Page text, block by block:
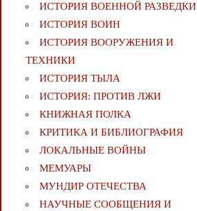
ИСТОРИЯ ВОЕННОЙ РАЗВЕДКИ
ИСТОРИЯ ВОИН
ИСТОРИЯ ВООРУЖЕНИЯ И
ТЕХНИКИ
ИСТОРИЯ ТЫЛА
ИСТОРИЯ: ПРОТИВ ЛЖИ
КНИЖНАЯ ПОЛКА
КРИТИКА И БИБЛИОГРАФИЯ
ЛОКАЛЬНЫЕ ВОЙНЫ
МЕМУАРЫ
МУНДИР ОТЕЧЕСТВА
НАУЧНЫЕ СООБЩЕНИЯ И